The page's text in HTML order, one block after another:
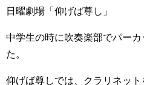
日曜劇場「仰げば尊し」
中学生の時に吹奏楽部でパー
た。
仰げば尊しでは、クラリネット